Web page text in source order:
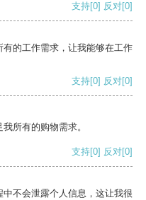
支持[0] 反对[0]
的工作需求，让我能够在工作
支持[0] 反对[0]
所有的购物需求。
支持[0] 反对[0]
不会泄露个人信息，这让我很